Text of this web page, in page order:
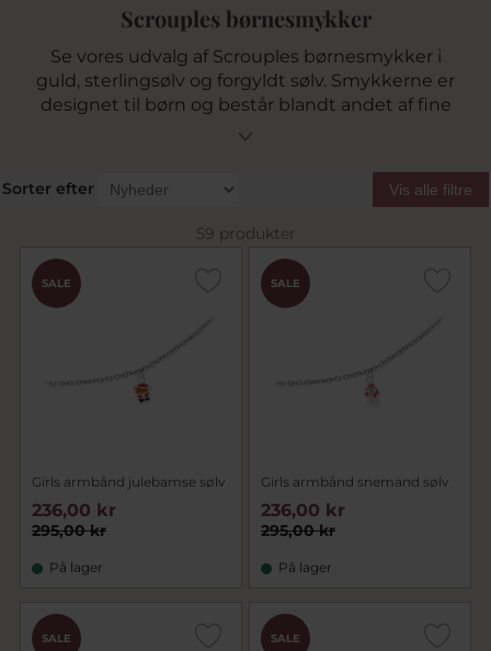
Scrouples børnesmykker
Se vores udvalg af Scrouples børnesmykker i
guld, sterlingsølv og forgyldt sølv. Smykkerne er
designet til børn og består blandt andet af fine
halskæder, armbånd og øreringe i søde og
er en oplagt gave til fødselsdag, dåb eller andre
særlige begivenheder.
Sorter efter Vis alle filtre
59 produkter
SALE
Girls armbånd julebamse sølv
295,00 kr
236,00 kr
På lager
SALE
Girls armbånd snemand sølv
295,00 kr
236,00 kr
På lager
SALE SALE